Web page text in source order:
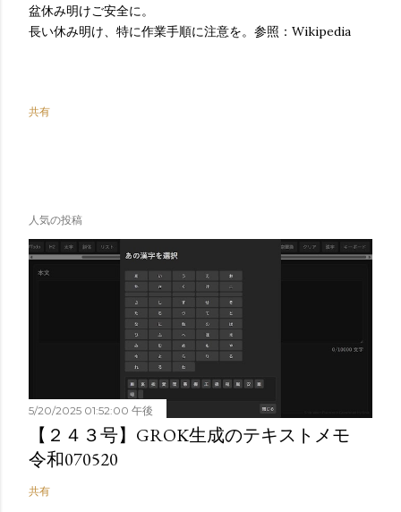
盆休み明けご安全に。
長い休み明け、特に作業手順に注意を。参照：Wikipedia
共有
人気の投稿
5/20/2025 01:52:00 午後
【２４３号】GROK生成のテキストメモ
令和070520
共有